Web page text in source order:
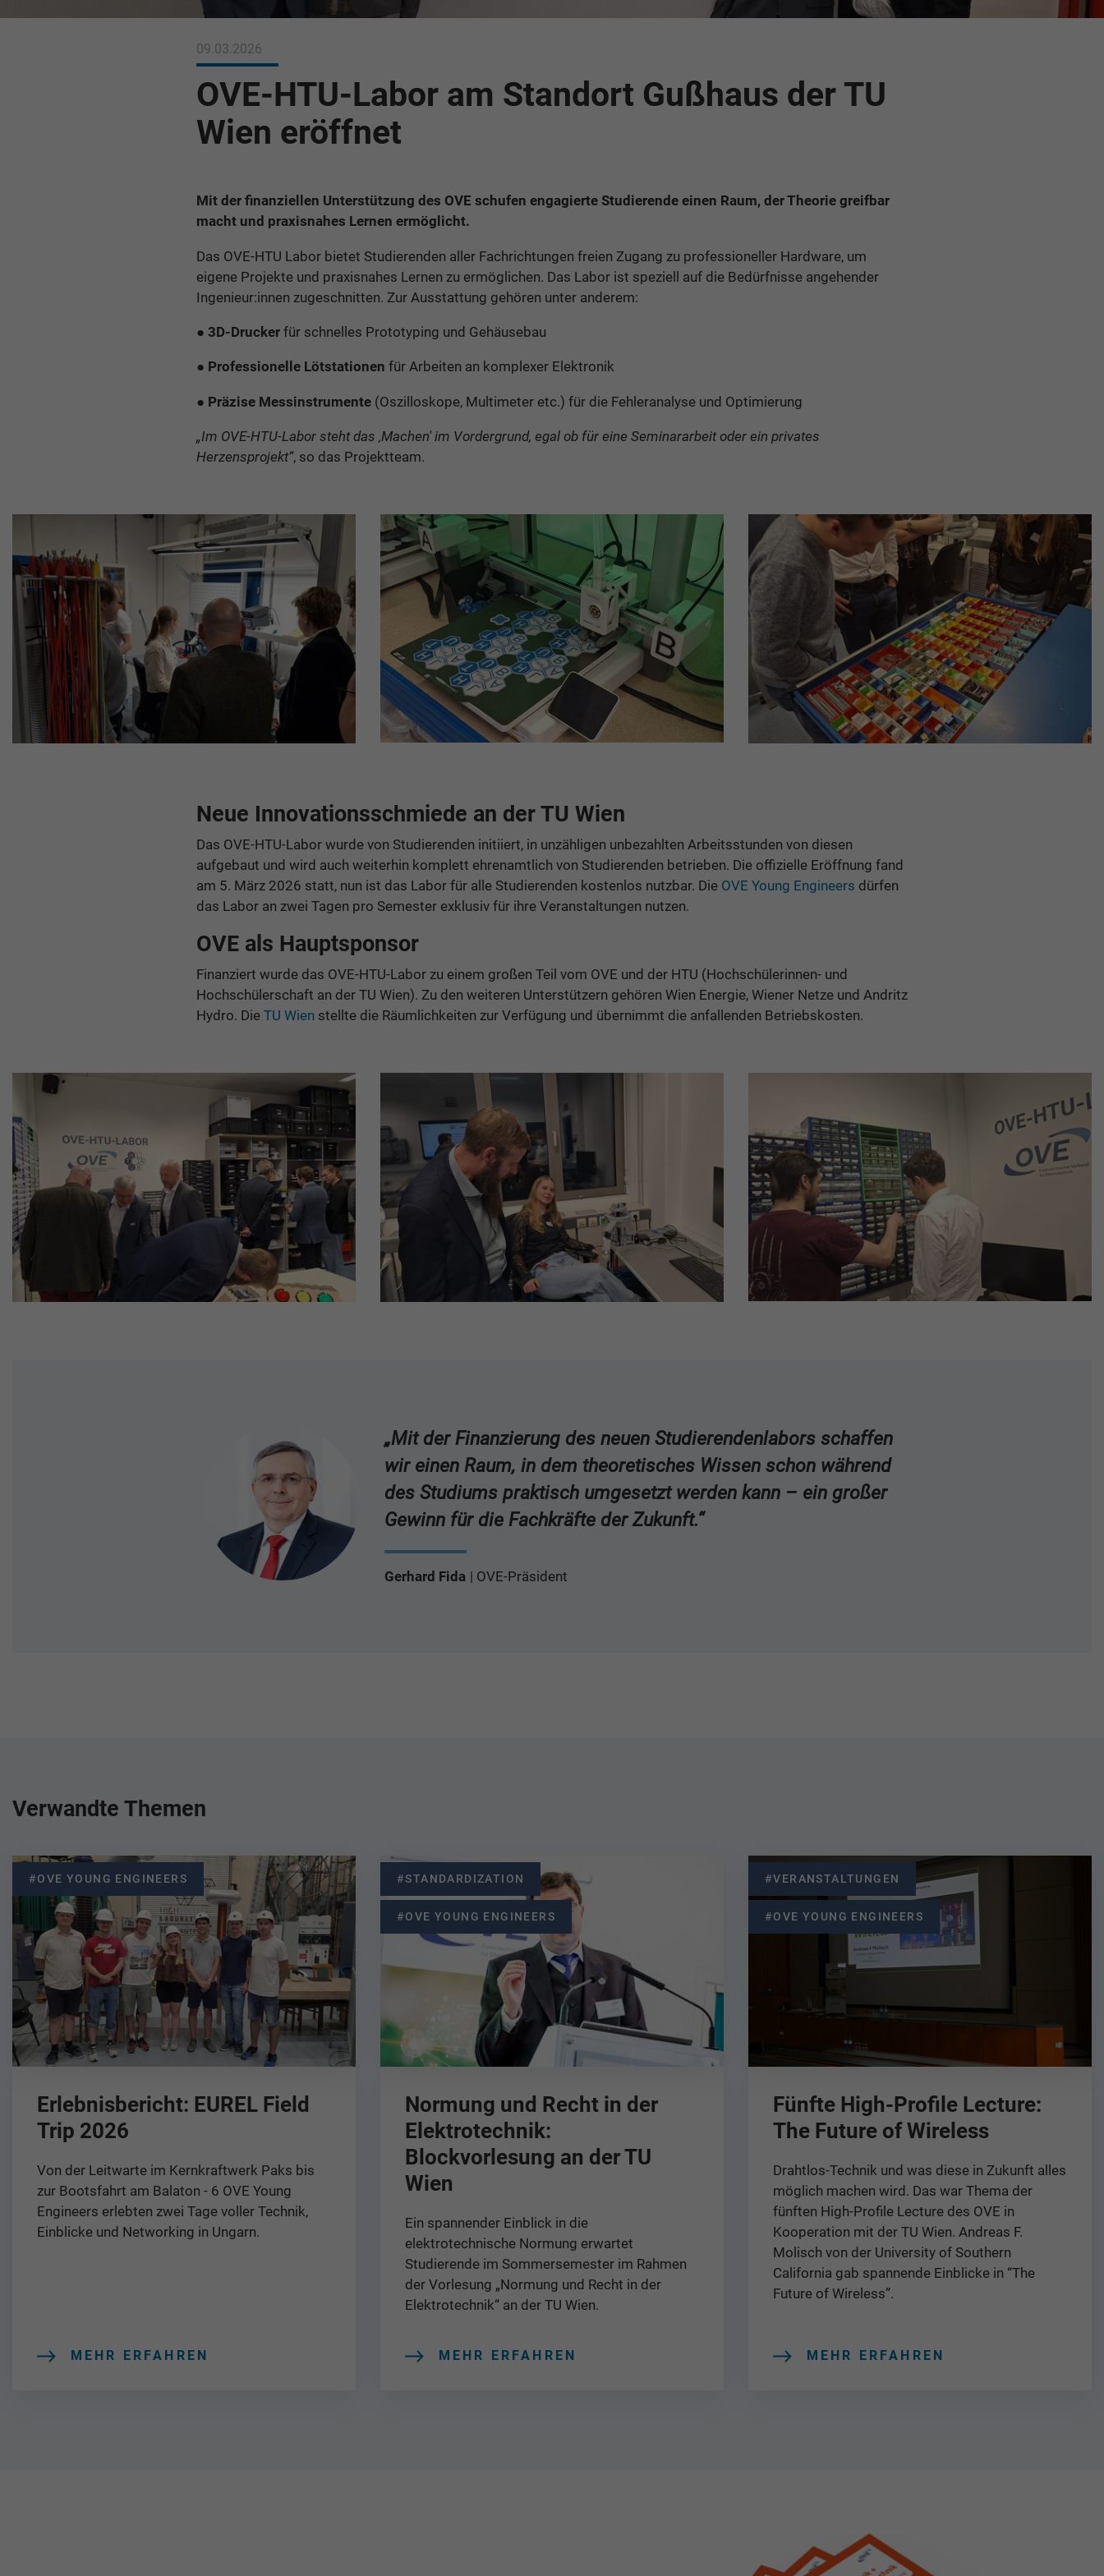
09.03.2026
OVE-HTU-Labor am Standort Gußhaus der TU
Wien eröffnet
Mit der finanziellen Unterstützung des OVE schufen engagierte Studierende einen Raum, der Theorie greifbar
macht und praxisnahes Lernen ermöglicht.
Das OVE-HTU Labor bietet Studierenden aller Fachrichtungen freien Zugang zu professioneller Hardware, um
eigene Projekte und praxisnahes Lernen zu ermöglichen. Das Labor ist speziell auf die Bedürfnisse angehender
Ingenieur:innen zugeschnitten. Zur Ausstattung gehören unter anderem:
● 3D-Drucker für schnelles Prototyping und Gehäusebau
● Professionelle Lötstationen für Arbeiten an komplexer Elektronik
● Präzise Messinstrumente (Oszilloskope, Multimeter etc.) für die Fehleranalyse und Optimierung
„Im OVE-HTU-Labor steht das ‚Machen' im Vordergrund, egal ob für eine Seminararbeit oder ein privates
Herzensprojekt“, so das Projektteam.
Neue Innovationsschmiede an der TU Wien
Das OVE-HTU-Labor wurde von Studierenden initiiert, in unzähligen unbezahlten Arbeitsstunden von diesen
aufgebaut und wird auch weiterhin komplett ehrenamtlich von Studierenden betrieben. Die offizielle Eröffnung fand
am 5. März 2026 statt, nun ist das Labor für alle Studierenden kostenlos nutzbar. Die OVE Young Engineers dürfen
das Labor an zwei Tagen pro Semester exklusiv für ihre Veranstaltungen nutzen.
OVE als Hauptsponsor
Finanziert wurde das OVE-HTU-Labor zu einem großen Teil vom OVE und der HTU (Hochschülerinnen- und
Hochschülerschaft an der TU Wien). Zu den weiteren Unterstützern gehören Wien Energie, Wiener Netze und Andritz
Hydro. Die TU Wien stellte die Räumlichkeiten zur Verfügung und übernimmt die anfallenden Betriebskosten.
„Mit der Finanzierung des neuen Studierendenlabors schaffen
wir einen Raum, in dem theoretisches Wissen schon während
des Studiums praktisch umgesetzt werden kann – ein großer
Gewinn für die Fachkräfte der Zukunft.“
Gerhard Fida OVE-Präsident
Verwandte Themen
#OVE YOUNG ENGINEERS
Erlebnisbericht: EUREL Field
Trip 2026
Von der Leitwarte im Kernkraftwerk Paks bis
zur Bootsfahrt am Balaton - 6 OVE Young
Engineers erlebten zwei Tage voller Technik,
Einblicke und Networking in Ungarn.
MEHR ERFAHREN
#STANDARDIZATION
#OVE YOUNG ENGINEERS
Normung und Recht in der
Elektrotechnik:
Blockvorlesung an der TU
Wien
Ein spannender Einblick in die
elektrotechnische Normung erwartet
Studierende im Sommersemester im Rahmen
der Vorlesung „Normung und Recht in der
Elektrotechnik“ an der TU Wien.
MEHR ERFAHREN
#VERANSTALTUNGEN
#OVE YOUNG ENGINEERS
Fünfte High-Profile Lecture:
The Future of Wireless
Drahtlos-Technik und was diese in Zukunft alles
möglich machen wird. Das war Thema der
fünften High-Profile Lecture des OVE in
Kooperation mit der TU Wien. Andreas F.
Molisch von der University of Southern
California gab spannende Einblicke in “The
Future of Wireless”.
MEHR ERFAHREN